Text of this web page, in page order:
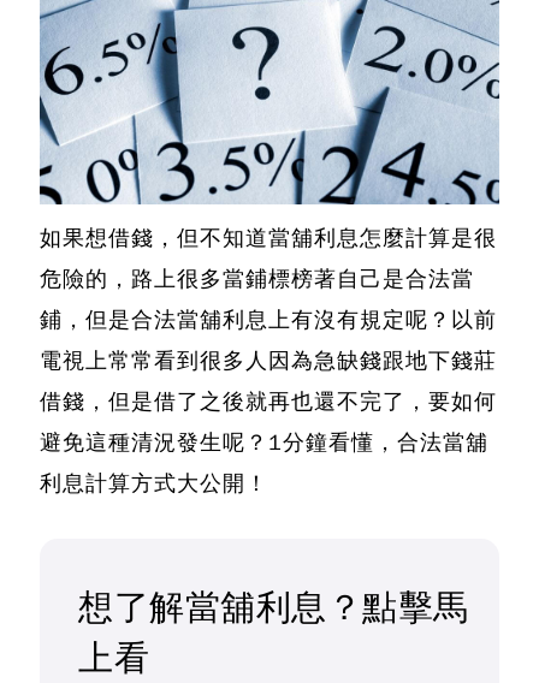
如果想借錢，但不知道當舖利息怎麼計算是很
危險的，路上很多當鋪標榜著自己是合法當
鋪，但是合法當舖利息上有沒有規定呢？以前
電視上常常看到很多人因為急缺錢跟地下錢莊
借錢，但是借了之後就再也還不完了，要如何
避免這種清況發生呢？1分鐘看懂， 合法當舖
利息計算方式大公開！
想了解當舖利息？點擊馬
上看